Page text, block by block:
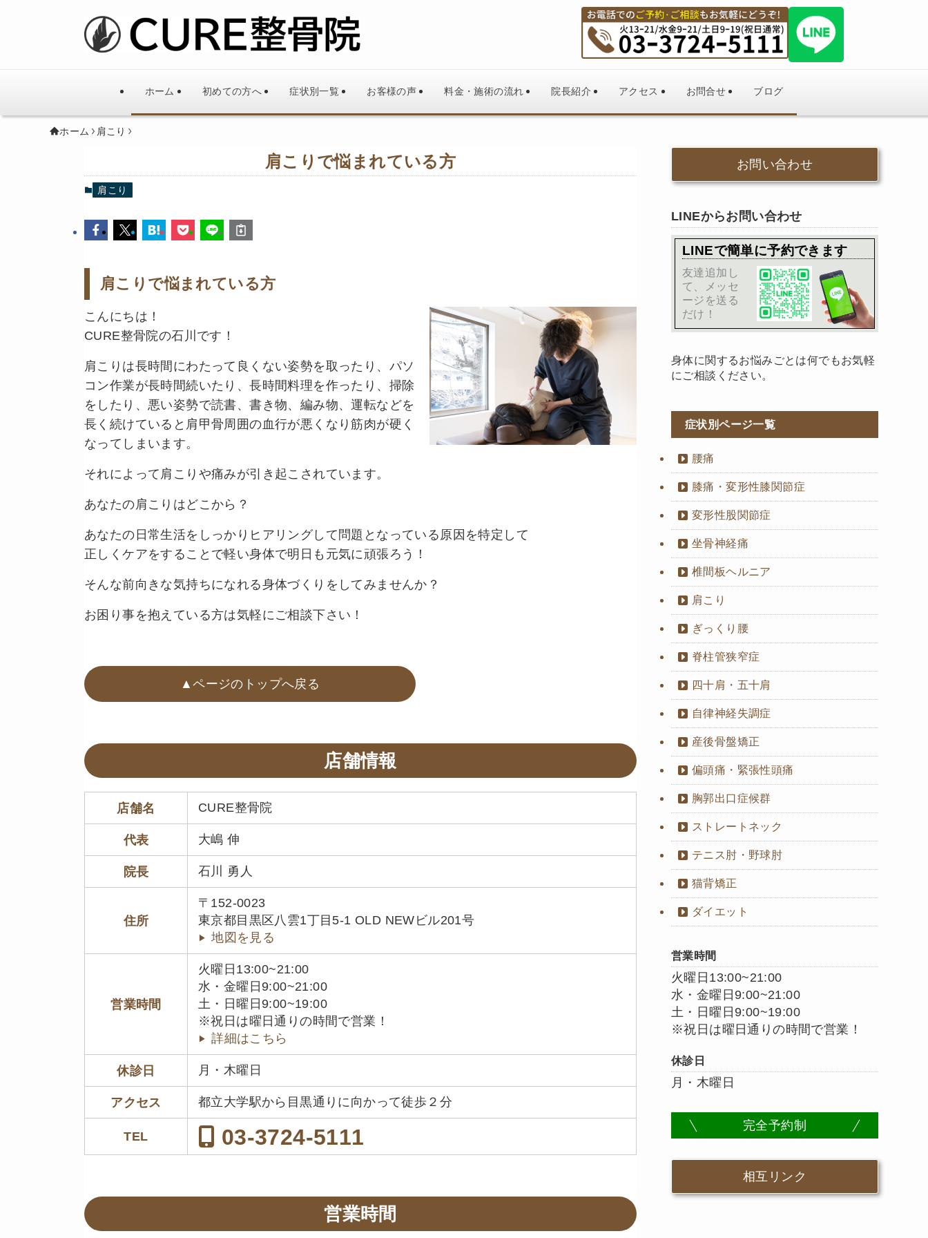
ホーム 初めての方へ 症状別一覧 お客様の声 料金・施術の流れ 院長紹介 アクセス お問合せ ブログ
ホーム 肩こり
肩こりで悩まれている方
肩こり
肩こりで悩まれている方
こんにちは！
CURE整骨院の石川です！
肩こりは長時間にわたって良くない姿勢を取ったり、パソ
コン作業が長時間続いたり、長時間料理を作ったり、掃除
をしたり、悪い姿勢で読書、書き物、編み物、運転などを
長く続けていると肩甲骨周囲の血行が悪くなり筋肉が硬く
なってしまいます。
それによって肩こりや痛みが引き起こされています。
あなたの肩こりはどこから？
あなたの日常生活をしっかりヒアリングして問題となっている原因を特定して
正しくケアをすることで軽い身体で明日も元気に頑張ろう！
そんな前向きな気持ちになれる身体づくりをしてみませんか？
お困り事を抱えている方は気軽にご相談下さい！
▲ページのトップへ戻る
店舗情報
店舗名 CURE整骨院
代表 大嶋 伸
院長 石川 勇人
住所
〒152-0023
東京都目黒区八雲1丁目5-1 OLD NEWビル201号
地図を見る
営業時間
火曜日13:00~21:00
水・金曜日9:00~21:00
土・日曜日9:00~19:00
※祝日は曜日通りの時間で営業！
詳細はこちら
休診日 月・木曜日
アクセス 都立大学駅から目黒通りに向かって徒歩２分
TEL 03-3724-5111
営業時間
お問い合わせ
LINEからお問い合わせ
LINEで簡単に予約できます
友達追加し
て、メッセ
ージを送る
だけ！
身体に関するお悩みごとは何でもお気軽
にご相談ください。
症状別ページ一覧
腰痛
膝痛・変形性膝関節症
変形性股関節症
坐骨神経痛
椎間板ヘルニア
肩こり
ぎっくり腰
脊柱管狭窄症
四十肩・五十肩
自律神経失調症
産後骨盤矯正
偏頭痛・緊張性頭痛
胸郭出口症候群
ストレートネック
テニス肘・野球肘
猫背矯正
ダイエット
営業時間
火曜日13:00~21:00
水・金曜日9:00~21:00
土・日曜日9:00~19:00
※祝日は曜日通りの時間で営業！
休診日
月・木曜日
完全予約制
相互リンク